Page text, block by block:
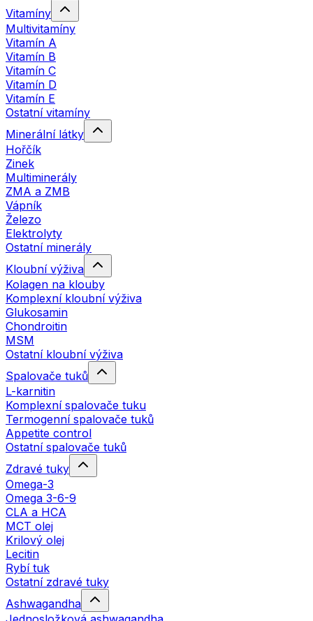
Vitamíny
Multivitamíny
Vitamín A
Vitamín B
Vitamín C
Vitamín D
Vitamín E
Ostatní vitamíny
Minerální látky
Hořčík
Zinek
Multiminerály
ZMA a ZMB
Vápník
Železo
Elektrolyty
Ostatní minerály
Kloubní výživa
Kolagen na klouby
Komplexní kloubní výživa
Glukosamin
Chondroitin
MSM
Ostatní kloubní výživa
Spalovače tuků
L-karnitin
Komplexní spalovače tuku
Termogenní spalovače tuků
Appetite control
Ostatní spalovače tuků
Zdravé tuky
Omega-3
Omega 3-6-9
CLA a HCA
MCT olej
Krilový olej
Lecitin
Rybí tuk
Ostatní zdravé tuky
Ashwagandha